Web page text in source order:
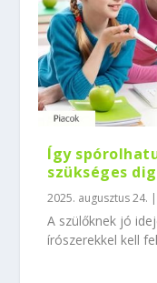
Így
szükséges
2025. augusztus 24. |
A szülőknek jó
írószerekkel kell